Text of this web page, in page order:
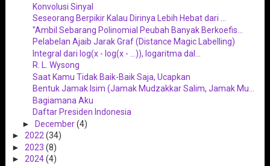
Konvolusi Sinyal
Seseorang Berpikir Kalau Dirinya Lebih Hebat dari ...
"Ambil Sebarang Polinomial Peubah Banyak Berkoefis...
Pelabelan Ajaib Jarak Graf (Distance Magic Labelling)
Integral dari log(x - log(x - ...)), logaritma dal...
R. L. Wysong
Saat Kamu Tidak Baik-Baik Saja, Ucapkan
Bentuk Jamak Isim (Jamak Mudzakkar Salim, Jamak Mu...
Bagiamana Aku
Daftar Presiden Indonesia
► December(4)
► 2022 (34)
► 2023 (8)
► 2024(4)